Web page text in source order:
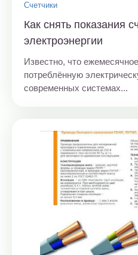
Счетчики
Как снять показания
электроэнергии
Известно, что
потреблённую
современных системах...